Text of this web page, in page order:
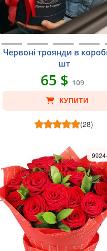
Червоні троянди в
шт
65 $109
КУПИТИ
(28)